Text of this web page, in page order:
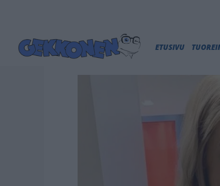
ETUSIVU